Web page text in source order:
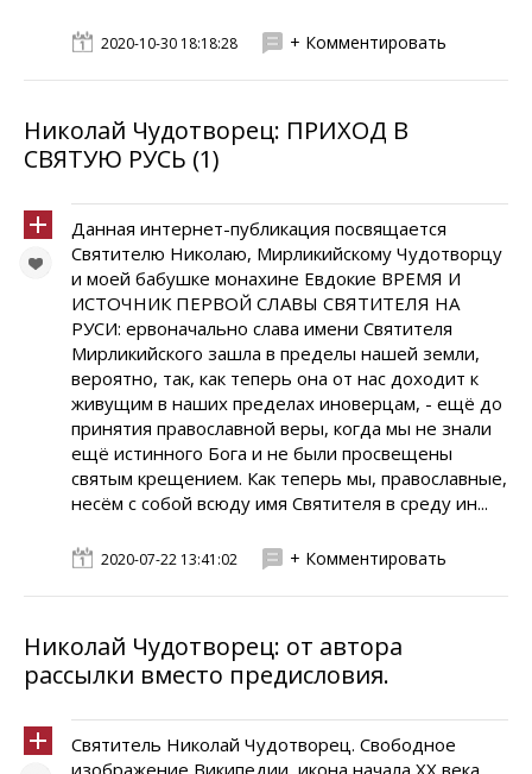
2020-10-30 18:18:28 + Комментировать
Николай Чудотворец: ПРИХОД В
СВЯТУЮ РУСЬ (1)
Данная интернет-публикация посвящается
Святителю Николаю, Мирликийскому Чудотворцу
и моей бабушке монахине Евдокие ВРЕМЯ И
ИСТОЧНИК ПЕРВОЙ СЛАВЫ СВЯТИТЕЛЯ НА
РУСИ: ервоначально слава имени Святителя
Мирликийского зашла в пределы нашей земли,
вероятно, так, как теперь она от нас доходит к
живущим в наших пределах иноверцам, - ещё до
принятия православной веры, когда мы не знали
ещё истинного Бога и не были просвещены
святым крещением. Как теперь мы, православные,
несём с собой всюду имя Святителя в среду ин...
2020-07-22 13:41:02 + Комментировать
Николай Чудотворец: от автора
рассылки вместо предисловия.
Святитель Николай Чудотворец. Свободное
изображение Википедии, икона начала ХХ века,